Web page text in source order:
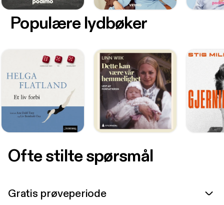
Populære lydbøker
Ofte stilte spørsmål
Gratis prøveperiode